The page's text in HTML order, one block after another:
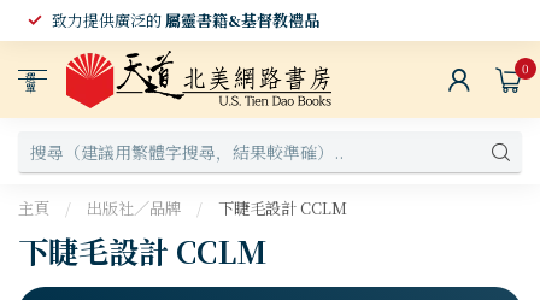
致力提供廣泛的屬靈書籍&基督教禮品
選
單
0
主頁 / 出版社／品牌 / 下睫毛設計 CCLM
下睫毛設計 CCLM